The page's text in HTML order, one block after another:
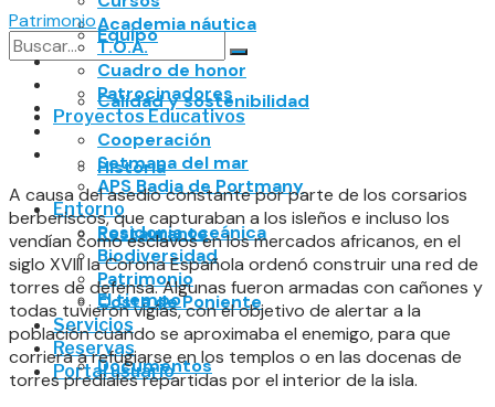
No Result
View All Result
Academia náutica
T.O.A.
Cuadro de honor
Patrocinadores
Proyectos Educativos
Cooperación
Setmana del mar
APS Badia de Portmany
Entorno
Posidonia oceánica
Biodiversidad
Patrimonio
Costa de Poniente
Servicios
Reservas
Portal usuario
Equipo
Calidad y sostenibilidad
Historia
Restaurante
El tiempo
Documentos
Patrimonio
A causa del asedio constante por parte de los corsarios
berberiscos, que capturaban a los isleños e incluso los
vendían como esclavos en los mercados africanos, en el
siglo XVIII la Corona Española ordenó construir una red de
torres de defensa. Algunas fueron armadas con cañones y
todas tuvieron vigías, con el objetivo de alertar a la
población cuando se aproximaba el enemigo, para que
corriera a refugiarse en los templos o en las docenas de
torres prediales repartidas por el interior de la isla.